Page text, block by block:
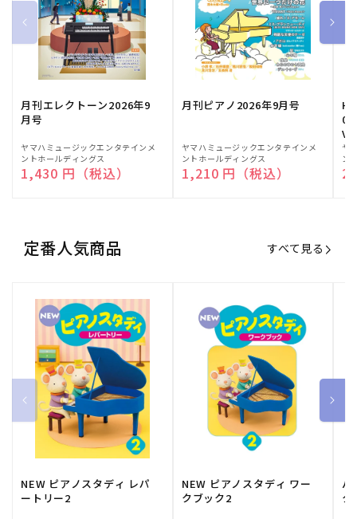
月刊エレクトーン2026年9
月号
販
売
元:
ヤマハミュージックエンタテインメ
ントホールディングス
通常価格
1,430 円（税込）
月刊ピアノ2026年9月号
販
売
元:
ヤマハミュージックエンタテインメ
ントホールディングス
通常価格
1,210 円（税込）
販
売
元:
ヤ
ン
定番人気商品 すべて見る
NEW ピアノスタディ レパ
ートリー2
NEW ピアノスタディ ワー
クブック2
バ
ク